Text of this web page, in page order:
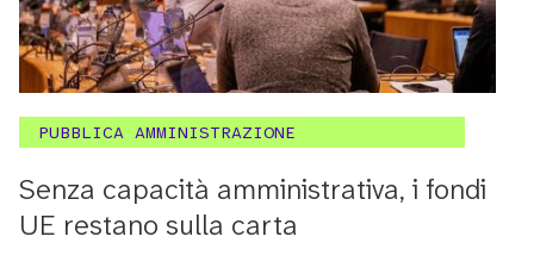
PUBBLICA AMMINISTRAZIONE
Senza capacità amministrativa, i fondi
UE restano sulla carta